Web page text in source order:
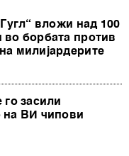
вложи над 100
борбата против
милијардерите
го засили
на ВИ чипови